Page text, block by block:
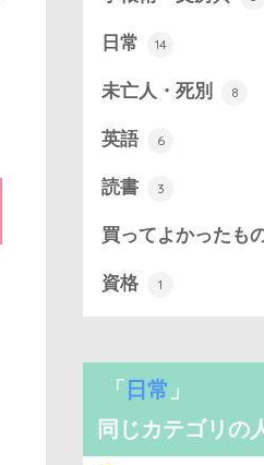
日常 14
未亡人・死別 8
英語 6
読書 3
買ってよかったも
資格 1
「日常 」
同じカテゴリの